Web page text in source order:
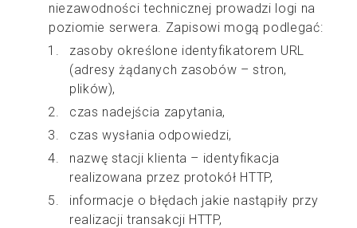
niezawodności technicznej prowadzi logi na
poziomie serwera. Zapisowi mogą podlegać:
zasoby określone identyfikatorem URL
(adresy żądanych zasobów – stron,
plików),
czas nadejścia zapytania,
czas wysłania odpowiedzi,
nazwę stacji klienta – identyfikacja
realizowana przez protokół HTTP,
informacje o błędach jakie nastąpiły przy
realizacji transakcji HTTP,